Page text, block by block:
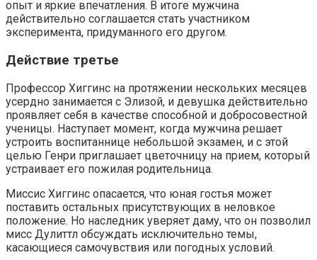
опыт и яркие впечатления. В итоге мужчина
действительно соглашается стать участником
эксперимента, придуманного его другом.
Действие третье
Профессор Хиггинс на протяжении нескольких месяцев
усердно занимается с Элизой, и девушка действительно
проявляет себя в качестве способной и добросовестной
ученицы. Наступает момент, когда мужчина решает
устроить воспитаннице небольшой экзамен, и с этой
целью Генри приглашает цветочницу на прием, который
устраивает его пожилая родительница.
Миссис Хиггинс опасается, что юная гостья может
поставить остальных присутствующих в неловкое
положение. Но наследник уверяет даму, что он позволил
мисс Дулиттл обсуждать исключительно темы,
касающиеся самочувствия или погодных условий.